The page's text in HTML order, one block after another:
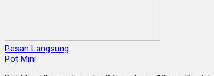
Pesan Langsung
Pot Mini